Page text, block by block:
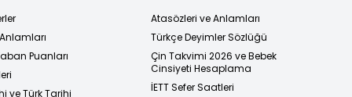
Puanları
ve Türk Tarihi
Atasözleri ve Anlamları
Türkçe Deyimler Sözlüğü
Çin Takvimi 2026 ve Bebek
Cinsiyeti Hesaplama
İETT Sefer Saatleri